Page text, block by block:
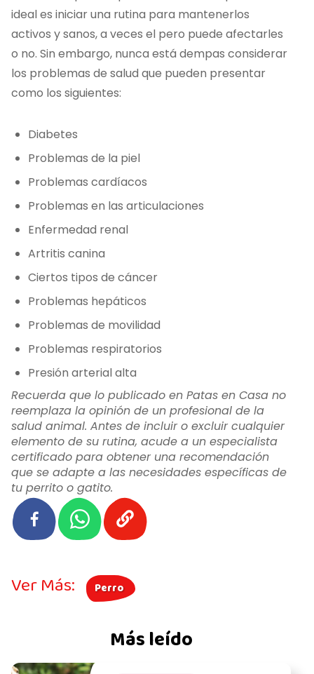
ideal es iniciar una rutina para mantenerlos
activos y sanos, a veces el pero puede afectarles
o no. Sin embargo, nunca está dempas considerar
los problemas de salud que pueden presentar
como los siguientes:
Diabetes
Problemas de la piel
Problemas cardíacos
Problemas en las articulaciones
Enfermedad renal
Artritis canina
Ciertos tipos de cáncer
Problemas hepáticos
Problemas de movilidad
Problemas respiratorios
Presión arterial alta
Recuerda que lo publicado en Patas en Casa no
reemplaza la opinión de un profesional de la
salud animal. Antes de incluir o excluir cualquier
elemento de su rutina, acude a un especialista
certificado para obtener una recomendación
que se adapte a las necesidades específicas de
tu perrito o gatito.
Más leído
Ver Más: Perro